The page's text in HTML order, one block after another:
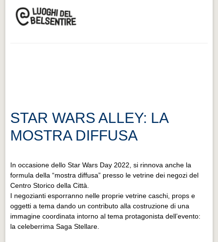
STAR WARS ALLEY: LA
MOSTRA DIFFUSA
In occasione dello Star Wars Day 2022, si rinnova anche la
formula della “mostra diffusa” presso le vetrine dei negozi del
Centro Storico della Città.
I negozianti esporranno nelle proprie vetrine caschi, props e
oggetti a tema dando un contributo alla costruzione di una
immagine coordinata intorno al tema protagonista dell’evento:
la celeberrima Saga Stellare.